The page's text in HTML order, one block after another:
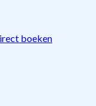
boeken